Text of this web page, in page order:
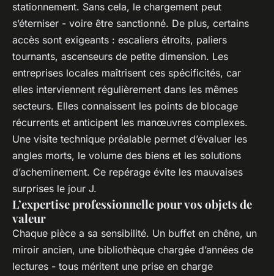
stationnement. Sans cela, le chargement peut
s’éterniser - voire être sanctionné. De plus, certains
accès sont exigeants : escaliers étroits, paliers
tournants, ascenseurs de petite dimension. Les
entreprises locales maîtrisent ces spécificités, car
elles interviennent régulièrement dans les mêmes
secteurs. Elles connaissent les points de blocage
récurrents et anticipent les manœuvres complexes.
Une visite technique préalable permet d’évaluer les
angles morts, le volume des biens et les solutions
d’acheminement. Ce repérage évite les mauvaises
surprises le jour J.
L’expertise professionnelle pour vos objets de
valeur
Chaque pièce a sa sensibilité. Un buffet en chêne, un
miroir ancien, une bibliothèque chargée d’années de
lectures - tous méritent une prise en charge